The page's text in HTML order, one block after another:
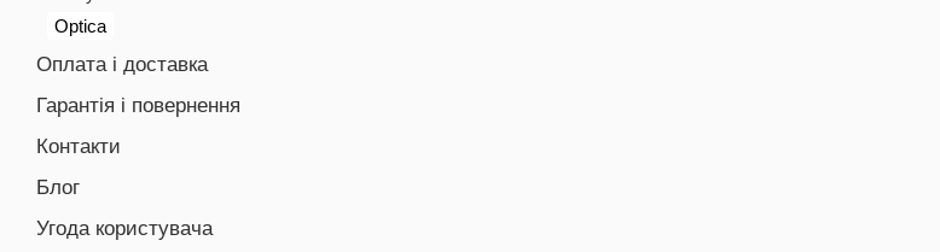
Optica
Оплата і доставка
Гарантія і повернення
Контакти
Блог
Угода користувача